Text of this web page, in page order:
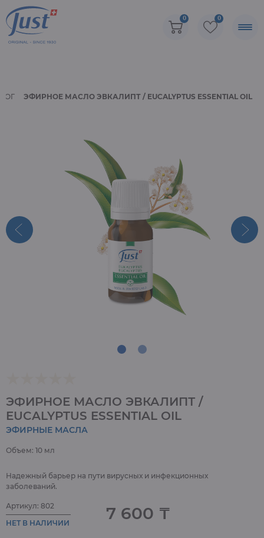
0 0
ЭФИРНОЕ МАСЛО ЭВКАЛИПТ / EUCALYPTUS ESSENTIAL OIL
ЭФИРНОЕ МАСЛО ЭВКАЛИПТ /
EUCALYPTUS ESSENTIAL OIL
ЭФИРНЫЕ МАСЛА
Объем: 10 мл
Надежный барьер на пути вирусных и инфекционных
заболеваний.
Артикул: 802
НЕТ В НАЛИЧИИ
7 600 ₸